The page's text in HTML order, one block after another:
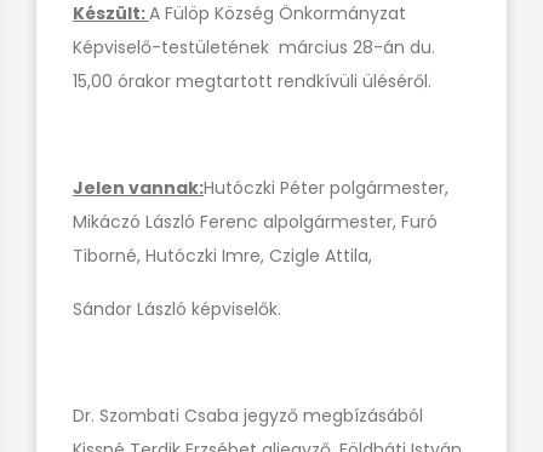
Készült:A Fülöp Község Önkormányzat
Képviselő-testületének március 28-án du.
15,00 órakor megtartott rendkívüli üléséről.
Jelen vannak:Hutóczki Péter polgármester,
Mikáczó László Ferenc alpolgármester, Furó
Tiborné, Hutóczki Imre, Czigle Attila,
Sándor László képviselők.
Dr. Szombati Csaba jegyző megbízásából